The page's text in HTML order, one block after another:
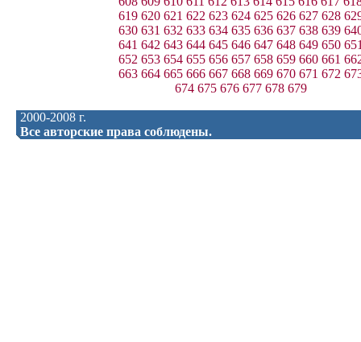
619 620 621 622 623 624 625 626 627 628
630 631 632 633 634 635 636 637 638 639
641 642 643 644 645 646 647 648 649 650
652 653 654 655 656 657 658 659 660 661
663 664 665 666 667 668 669 670 671 672
674 675 676 677 678 679
2000-2008 г.
Все авторские права соблюдены.